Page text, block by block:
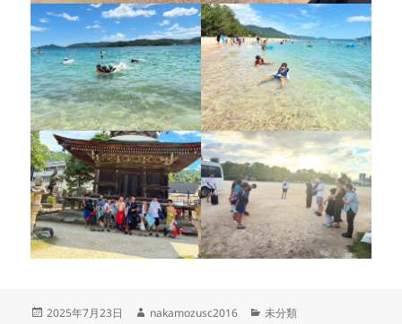
投
2025年7月23日
作
nakamozusc2016
カ
未分類